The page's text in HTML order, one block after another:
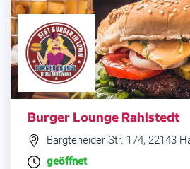
Burger Lounge Rahlstedt
Bargteheider Str. 174, 22143
geöffnet